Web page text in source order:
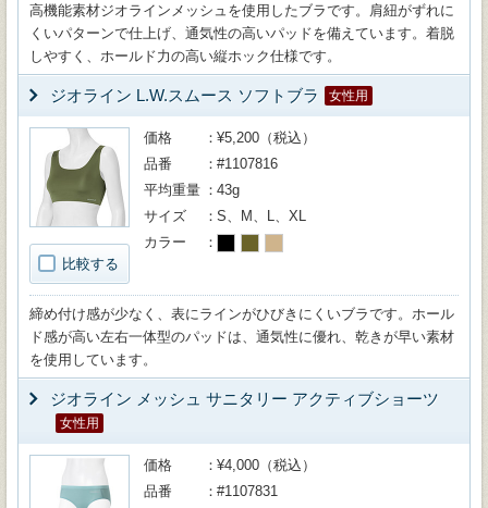
高機能素材ジオラインメッシュを使用したブラです。肩紐がずれに
くいパターンで仕上げ、通気性の高いパッドを備えています。着脱
しやすく、ホールド力の高い縦ホック仕様です。
ジオライン L.W.スムース ソフトブラ 女性用
比較する
価格
¥5,200（税込）
品番
#1107816
平均重量
43g
サイズ
S、M、L、XL
カラー
締め付け感が少なく、表にラインがひびきにくいブラです。ホール
ド感が高い左右一体型のパッドは、通気性に優れ、乾きが早い素材
を使用しています。
ジオライン メッシュ サニタリー アクティブショーツ
女性用
価格
¥4,000（税込）
品番
#1107831